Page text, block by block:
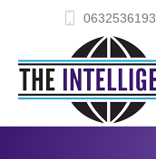
0632536193